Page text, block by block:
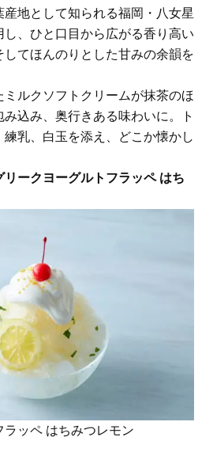
産地として知られる福岡・八女星
、ひと口目から広がる香り高い
してほんのりとした甘みの余韻を
ミルクソフトクリームが抹茶のほ
込み、奥行きある味わいに。ト
練乳、白玉を添え、どこか懐かし
リークヨーグルトフラッペ はち
ッペ はちみつレモン